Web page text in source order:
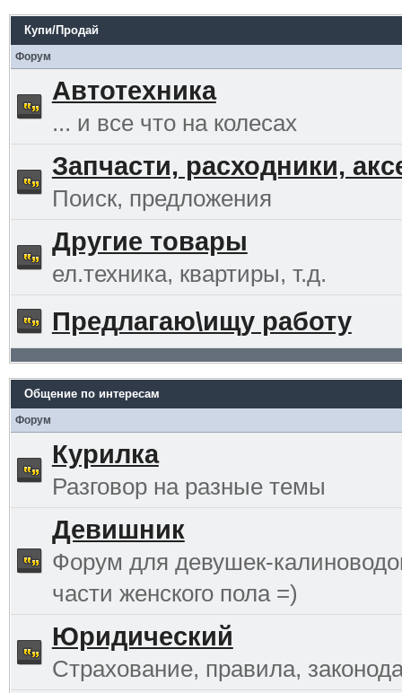
Купи/Продай
Форум
Автотехника
... и все что на колесах
Запчасти, расходники,
Поиск, предложения
Другие товары
ел.техника, квартиры, т.д.
Предлагаю\ищу работу
Общение по интересам
Форум
Курилка
Разговор на разные темы
Девишник
Форум для девушек-
части женского пола =)
Юридический
Страхование, правила,